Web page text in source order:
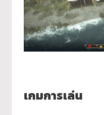
เกมการเล่น